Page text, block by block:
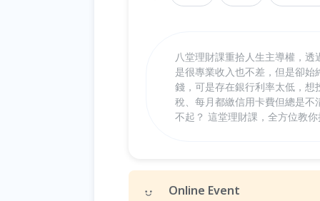
八堂理財課重拾人生主導權，
是很專業收入也不差，但是卻
錢，可是存在銀行利率太低，
稅、每月都繳信用卡費但總是
不起？ 這堂理財課，全方位教
Online Event